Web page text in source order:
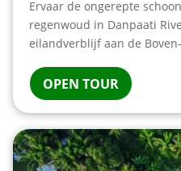
Ervaar de ongerepte
regenwoud in Danpaati
eilandverblijf aan de
OPEN TOUR